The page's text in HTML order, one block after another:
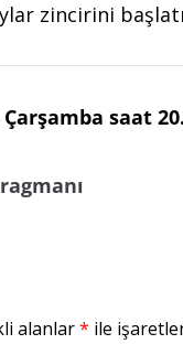
zincirini
saat
alanlar* ile